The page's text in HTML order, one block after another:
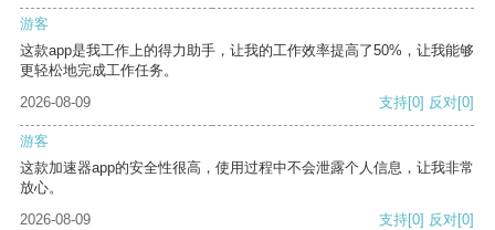
游客
这款app是我工作上的得力助手，让我的工作效率提高了50%，让我能够
更轻松地完成工作任务。
2026-08-09
支持[0] 反对[0]
游客
这款加速器app的安全性很高，使用过程中不会泄露个人信息，让我非常
放心。
2026-08-09
支持[0] 反对[0]